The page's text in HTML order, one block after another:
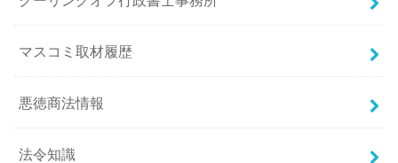
マスコミ取材履歴
悪徳商法情報
法令知識